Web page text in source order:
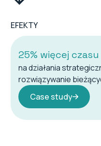
EFEKTY
25% więcej czasu
na działania
rozwiązywanie
Case study